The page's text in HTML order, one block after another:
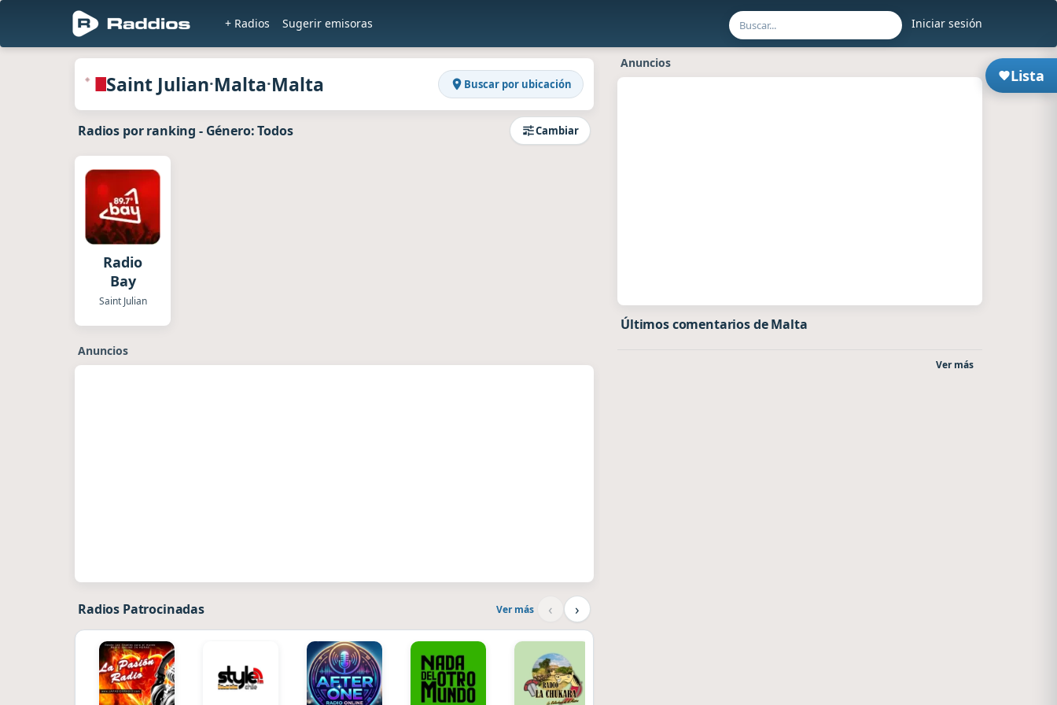
Iniciar sesión
+ Radios Sugerir emisoras
Lista
Radios de Saint Julian · Malta · Maltaen Raddios
Saint Julian·Malta·Malta Buscar por ubicación
Radios por ranking - Género: Todos Cambiar
Radio
Bay
Saint Julian
Anuncios
Radios Patrocinadas Ver más ‹ ›
Anuncios
Últimos comentarios de Malta
Ver más